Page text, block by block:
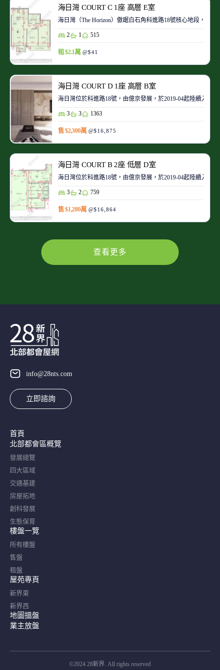
海日灣 COURT C 1座 高層 E室
海日灣（The Horizon）傲踞白石角科進路18號核心地段，由
2 1 515
租 $2.1萬 @$41
海日灣 COURT D 1座 高層 B室
海日灣位於科進路18號，由億京發展，於2019-04起陸續入伙
3 3 1363
售 $2,300萬 @$16,875
海日灣 COURT B 2座 低層 D室
海日灣位於科進路18號，由億京發展，於2019-04起陸續入伙
3 2 759
售 $1,280萬 @$16,864
查看更多
info@28nts.com
立即諮詢
首頁
北部都會區概覽​
發展總覽
四大區域
交通基建
房屋拓地
創科發展
生態保育
樓盤一覽
所有樓盤
售盤
租盤
屋苑專頁
新界東
新界西
地圖搵盤
業主放盤
©2024 28新界. All rights reserved